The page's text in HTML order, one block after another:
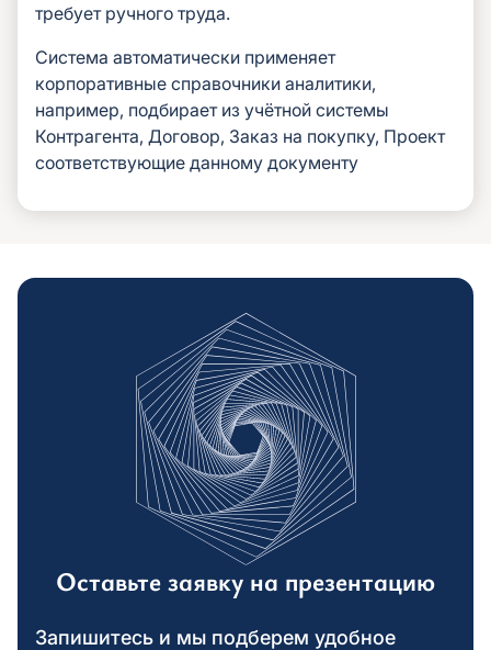
требует ручного труда.
Система автоматически применяет
корпоративные справочники аналитики,
например, подбирает из учётной системы
Контрагента, Договор, Заказ на покупку, Проект
соответствующие данному документу
Оставьте заявку на презентацию
Запишитесь и мы подберем удобное